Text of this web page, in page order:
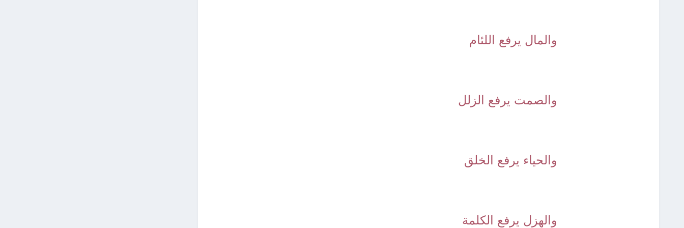
والمال يرفع اللئام
والصمت يرفع الزلل
والحياء يرفع الخلق
والهزل يرفع الكلمة